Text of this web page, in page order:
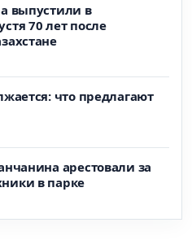
выпустили в
70 лет после
что предлагают
арестовали за
в парке